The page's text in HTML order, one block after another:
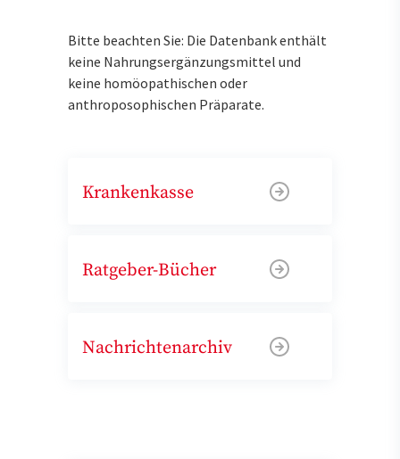
Bitte beachten Sie: Die Datenbank enthält
keine Nahrungsergänzungsmittel und
keine homöopathischen oder
anthroposophischen Präparate.
Krankenkasse
Ratgeber-Bücher
Nachrichtenarchiv